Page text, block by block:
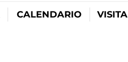
CALENDARIO VISITA